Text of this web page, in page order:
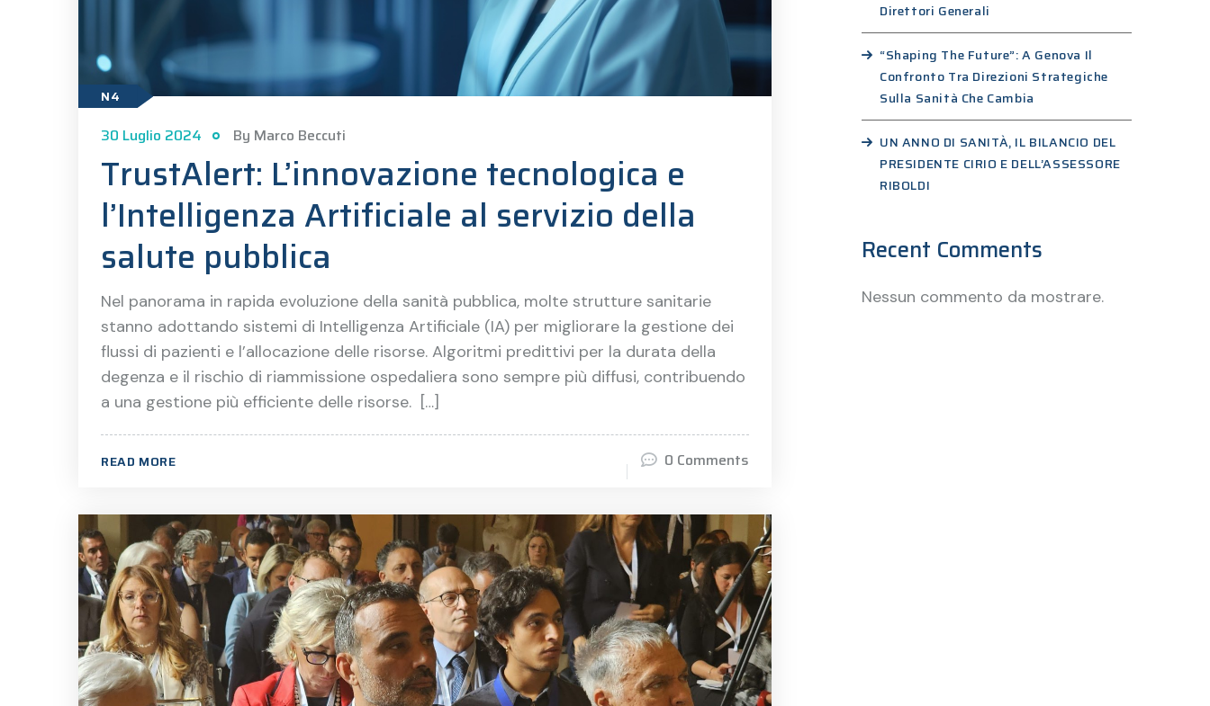
N4
30 Luglio 2024 By Marco Beccuti
TrustAlert: L’innovazione tecnologica e
l’Intelligenza Artificiale al servizio della
salute pubblica
Nel panorama in rapida evoluzione della sanità pubblica, molte strutture sanitarie
stanno adottando sistemi di Intelligenza Artificiale (IA) per migliorare la gestione dei
flussi di pazienti e l’allocazione delle risorse. Algoritmi predittivi per la durata della
degenza e il rischio di riammissione ospedaliera sono sempre più diffusi, contribuendo
a una gestione più efficiente delle risorse. […]
READ MORE 0 Comments
Direttori Generali
“Shaping The Future”: A Genova Il
Confronto Tra Direzioni Strategiche
Sulla Sanità Che Cambia
UN ANNO DI SANITÀ, IL BILANCIO DEL
PRESIDENTE CIRIO E DELL’ASSESSORE
RIBOLDI
Recent Comments
Nessun commento da mostrare.